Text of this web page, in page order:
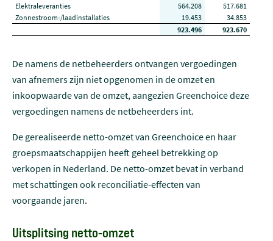
Elektraleveranties
564.208
517.681
Zonnestroom-/laadinstallaties
19.453
34.853
923.496
923.670
De namens de netbeheerders ontvangen vergoedingen
van afnemers zijn niet opgenomen in de omzet en
inkoopwaarde van de omzet, aangezien Greenchoice deze
vergoedingen namens de netbeheerders int.
De gerealiseerde netto-omzet van Greenchoice en haar
groepsmaatschappijen heeft geheel betrekking op
verkopen in Nederland. De netto-omzet bevat in verband
met schattingen ook reconciliatie-effecten van
voorgaande jaren.
Uitsplitsing netto-omzet